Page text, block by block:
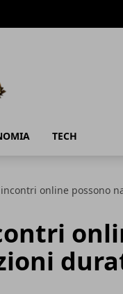
TECH
online possono